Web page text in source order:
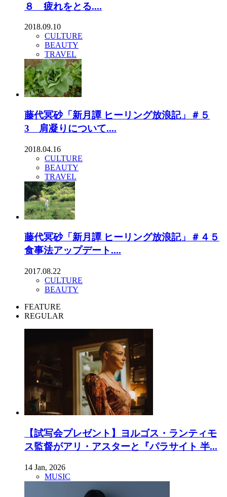
８ 疲れをとる....
2018.09.10
CULTURE
BEAUTY
TRAVEL
藤代冥砂「新月譚 ヒーリング放浪記」＃５
3 肩凝りについて....
2018.04.16
CULTURE
BEAUTY
TRAVEL
藤代冥砂「新月譚 ヒーリング放浪記」＃４５
食事法アップデート....
2017.08.22
CULTURE
BEAUTY
FEATURE
REGULAR
【試写会プレゼント】ヨルゴス・ランティモ
ス監督がアリ・アスターと『パラサイト 半...
14 Jan, 2026
MUSIC